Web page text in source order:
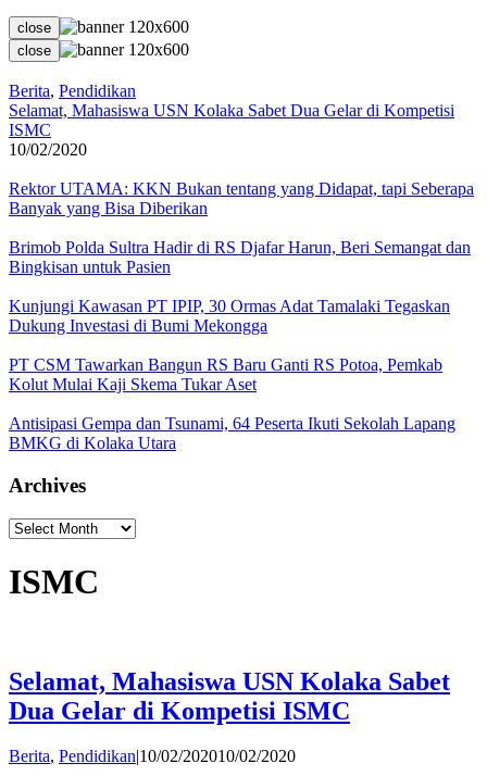
close
close
Berita, Pendidikan
Selamat, Mahasiswa USN Kolaka Sabet Dua Gelar di Kompetisi
ISMC
10/02/2020
Rektor UTAMA: KKN Bukan tentang yang Didapat, tapi Seberapa
Banyak yang Bisa Diberikan
Brimob Polda Sultra Hadir di RS Djafar Harun, Beri Semangat dan
Bingkisan untuk Pasien
Kunjungi Kawasan PT IPIP, 30 Ormas Adat Tamalaki Tegaskan
Dukung Investasi di Bumi Mekongga
PT CSM Tawarkan Bangun RS Baru Ganti RS Potoa, Pemkab
Kolut Mulai Kaji Skema Tukar Aset
Antisipasi Gempa dan Tsunami, 64 Peserta Ikuti Sekolah Lapang
BMKG di Kolaka Utara
Archives
Archives
ISMC
Selamat, Mahasiswa USN Kolaka Sabet
Dua Gelar di Kompetisi ISMC
Berita, Pendidikan 10/02/202010/02/2020by